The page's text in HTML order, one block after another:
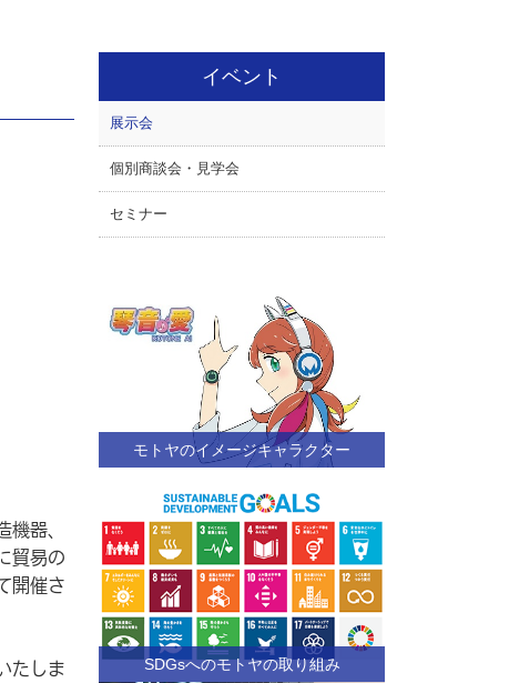
器、
貿易の
開催さ
たしま
イベント
展示会
個別商談会・見学会
セミナー
モトヤのイメージキャラクター
SDGsへのモトヤの取り組み